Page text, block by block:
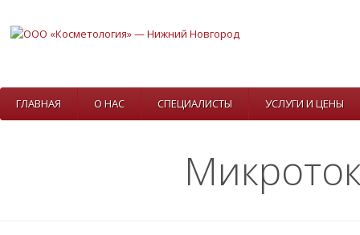
ГЛАВНАЯ О НАС СПЕЦИАЛИСТЫ УСЛУГИ И ЦЕНЫ